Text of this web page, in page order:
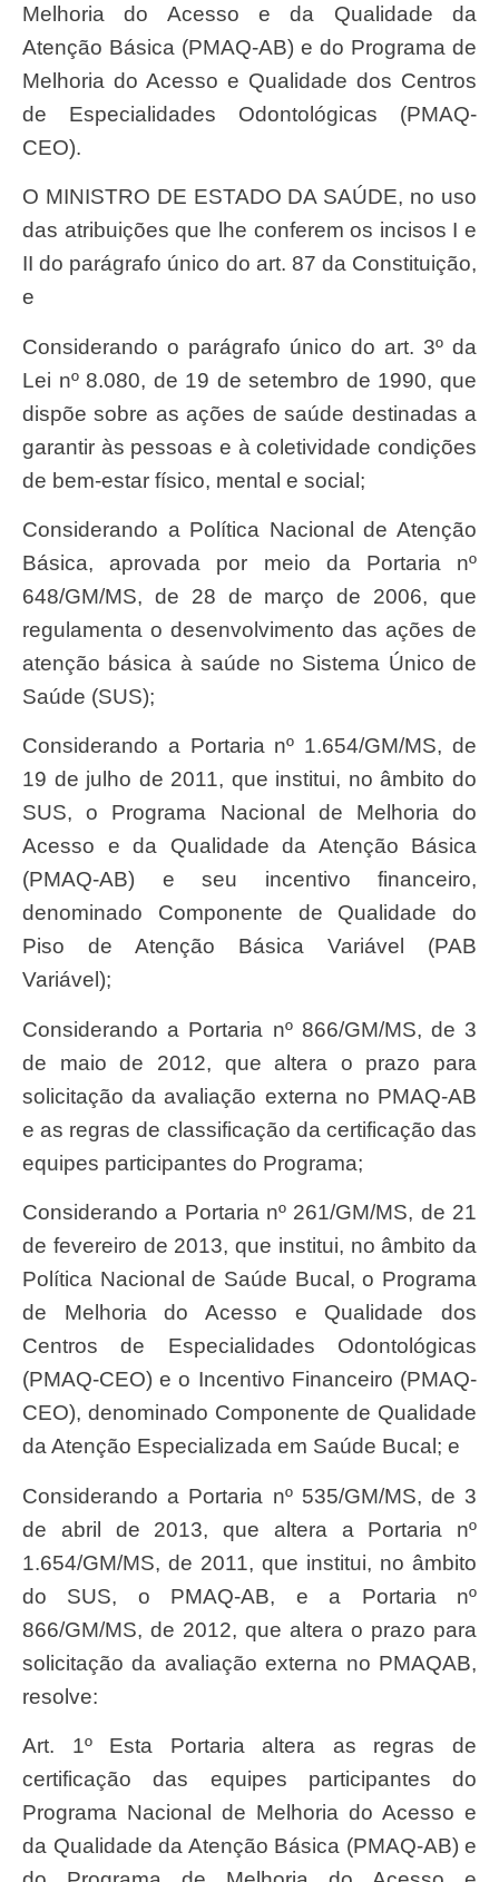
Melhoria do Acesso e da Qualidade da
Atenção Básica (PMAQ-AB) e do Programa de
Melhoria do Acesso e Qualidade dos Centros
de Especialidades Odontológicas (PMAQ-
CEO).
O MINISTRO DE ESTADO DA SAÚDE, no uso
das atribuições que lhe conferem os incisos I e
II do parágrafo único do art. 87 da Constituição,
e
Considerando o parágrafo único do art. 3º da
Lei nº 8.080, de 19 de setembro de 1990, que
dispõe sobre as ações de saúde destinadas a
garantir às pessoas e à coletividade condições
de bem-estar físico, mental e social;
Considerando a Política Nacional de Atenção
Básica, aprovada por meio da Portaria nº
648/GM/MS, de 28 de março de 2006, que
regulamenta o desenvolvimento das ações de
atenção básica à saúde no Sistema Único de
Saúde (SUS);
Considerando a Portaria nº 1.654/GM/MS, de
19 de julho de 2011, que institui, no âmbito do
SUS, o Programa Nacional de Melhoria do
Acesso e da Qualidade da Atenção Básica
(PMAQ-AB) e seu incentivo financeiro,
denominado Componente de Qualidade do
Piso de Atenção Básica Variável (PAB
Variável);
Considerando a Portaria nº 866/GM/MS, de 3
de maio de 2012, que altera o prazo para
solicitação da avaliação externa no PMAQ-AB
e as regras de classificação da certificação das
equipes participantes do Programa;
Considerando a Portaria nº 261/GM/MS, de 21
de fevereiro de 2013, que institui, no âmbito da
Política Nacional de Saúde Bucal, o Programa
de Melhoria do Acesso e Qualidade dos
Centros de Especialidades Odontológicas
(PMAQ-CEO) e o Incentivo Financeiro (PMAQ-
CEO), denominado Componente de Qualidade
da Atenção Especializada em Saúde Bucal; e
Considerando a Portaria nº 535/GM/MS, de 3
de abril de 2013, que altera a Portaria nº
1.654/GM/MS, de 2011, que institui, no âmbito
do SUS, o PMAQ-AB, e a Portaria nº
866/GM/MS, de 2012, que altera o prazo para
solicitação da avaliação externa no PMAQAB,
resolve:
Art. 1º Esta Portaria altera as regras de
certificação das equipes participantes do
Programa Nacional de Melhoria do Acesso e
da Qualidade da Atenção Básica (PMAQ-AB) e